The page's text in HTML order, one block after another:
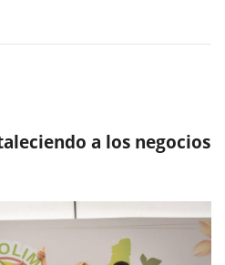
a los negocios